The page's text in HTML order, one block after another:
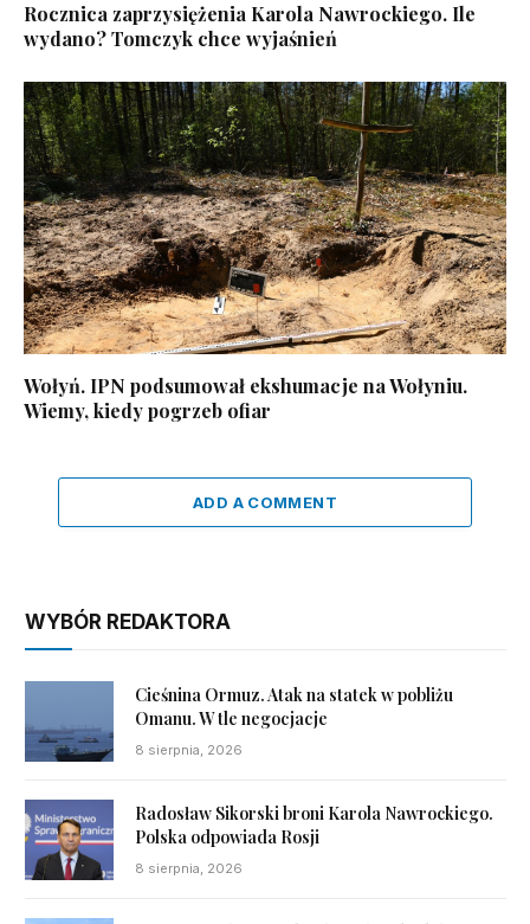
Rocznica zaprzysiężenia Karola Nawrockiego. Ile
wydano? Tomczyk chce wyjaśnień
Wołyń. IPN podsumował ekshumacje na Wołyniu.
Wiemy, kiedy pogrzeb ofiar
ADD A COMMENT
WYBÓR REDAKTORA
Cieśnina Ormuz. Atak na statek w pobliżu
Omanu. W tle negocjacje
8 sierpnia, 2026
Radosław Sikorski broni Karola Nawrockiego.
Polska odpowiada Rosji
8 sierpnia, 2026